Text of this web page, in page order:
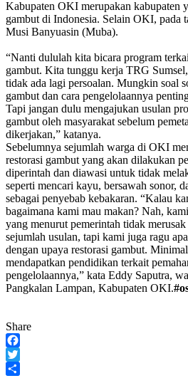
Kabupaten OKI merupakan kabupaten
gambut di Indonesia. Selain OKI, pada
Musi Banyuasin (Muba).
“Nanti dululah kita bicara program
gambut. Kita tunggu kerja TRG
tidak ada lagi persoalan. Mungkin soal
gambut dan cara pengelolaannya
Tapi jangan dulu mengajukan usulan
gambut oleh masyarakat sebelum
dikerjakan,” katanya.
Sebelumnya sejumlah warga di OKI
restorasi gambut yang akan dilakukan
diperintah dan diawasi untuk tidak
seperti mencari kayu, bersawah sonor,
sebagai penyebab kebakaran. “Kalau
bagaimana kami mau makan? Nah,
yang menurut pemerintah tidak
sejumlah usulan, tapi kami juga ragu
dengan upaya restorasi gambut.
mendapatkan pendidikan terkait
pengelolaannya,” kata Eddy Saputra,
Pangkalan Lampan, Kabupaten OKI.
Share
Facebook
Twitter